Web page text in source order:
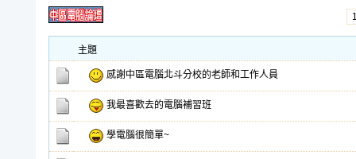
主題
感謝中區電腦北斗分校的老師和工作人員
我最喜歡去的電腦補習班
學電腦很簡單~